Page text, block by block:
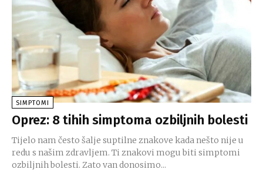
SIMPTOMI
Oprez: 8 tihih simptoma ozbiljnih bolesti
Tijelo nam često šalje suptilne znakove kada nešto nije u
redu s našim zdravljem. Ti znakovi mogu biti simptomi
ozbiljnih bolesti. Zato van donosimo...